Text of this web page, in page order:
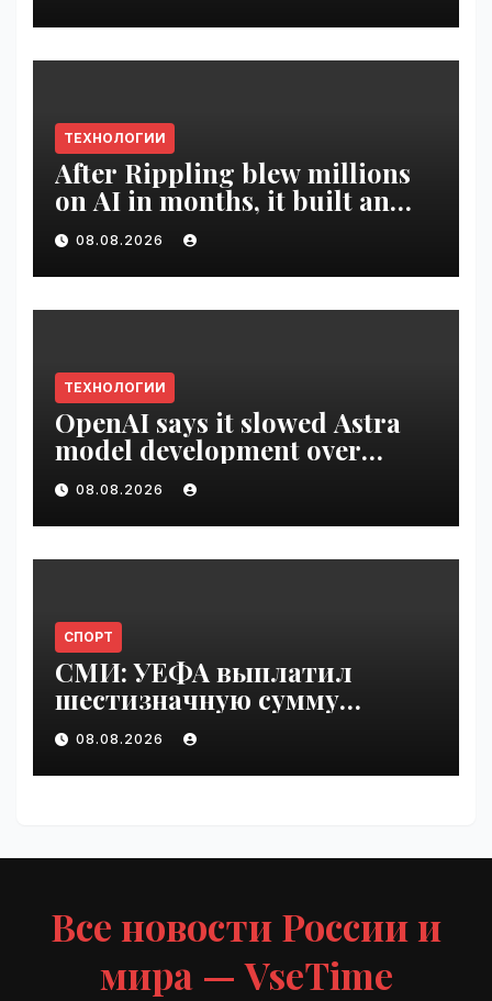
ТЕХНОЛОГИИ
After Rippling blew millions
on AI in months, it built an
employee ROI tool |
VseTime.ru
08.08.2026
ТЕХНОЛОГИИ
OpenAI says it slowed Astra
model development over
security concerns | VseTime.ru
08.08.2026
СПОРТ
СМИ: УЕФА выплатил
шестизначную сумму
любовнице Инфантино |
VseTime.ru
08.08.2026
Все новости России и
мира — VseTime